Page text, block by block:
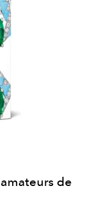
de